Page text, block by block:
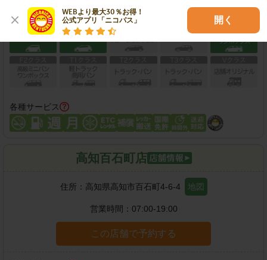
WEBより最大30％お得！
公式アプリ「ニコパス」
開く
保有車両クラス
各種サービス
高知百石町店
住所： 高知県高知市百石町4-6-4 地図
営業時間： 07:00-19:00
この店舗で予約する